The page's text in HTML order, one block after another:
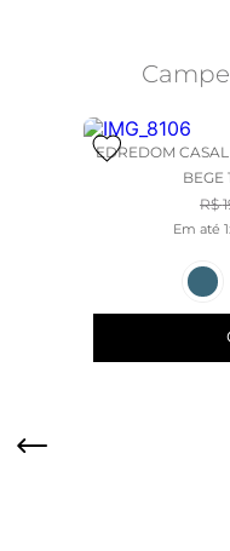
EDREDOM
BEGE
R$
Em até 1